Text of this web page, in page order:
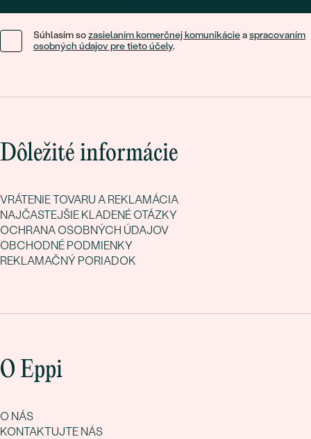
Súhlasím sozasielaním komerčnej komunikácieaspracovaním
osobných údajov pre tieto účely.
Dôležité informácie
VRÁTENIE TOVARU A REKLAMÁCIA
NAJČASTEJŠIE KLADENÉ OTÁZKY
OCHRANA OSOBNÝCH ÚDAJOV
OBCHODNÉ PODMIENKY
REKLAMAČNÝ PORIADOK
O Eppi
O NÁS
KONTAKTUJTE NÁS